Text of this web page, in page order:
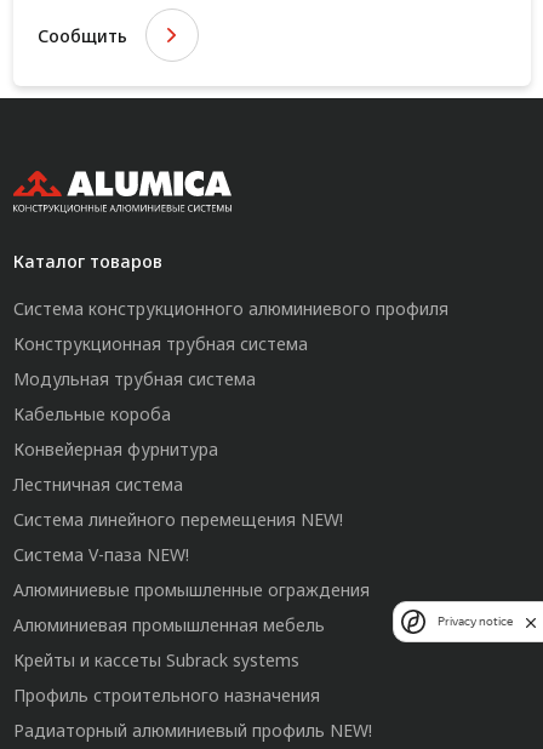
Сообщить
Каталог товаров
Система конструкционного алюминиевого профиля
Конструкционная трубная система
Модульная трубная система
Кабельные короба
Конвейерная фурнитура
Лестничная система
Система линейного перемещения NEW!
Система V-паза NEW!
Алюминиевые промышленные ограждения
Алюминиевая промышленная мебель
Крейты и кассеты Subrack systems
Профиль строительного назначения
Радиаторный алюминиевый профиль NEW!
Privacy notice